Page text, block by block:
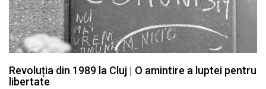
Revoluția din 1989 la Cluj | O amintire a luptei pentru
libertate